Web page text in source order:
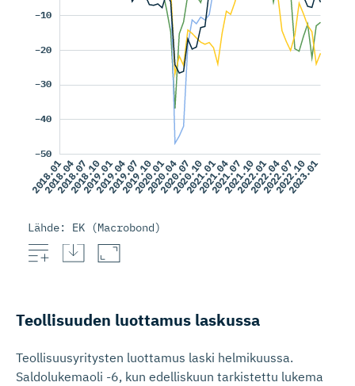
Lähde: EK (Macrobond)
Teollisuuden luottamus laskussa
Teollisuusyritysten luottamus laski helmikuussa.
Saldolukemaoli -6, kun edelliskuun tarkistettu lukema